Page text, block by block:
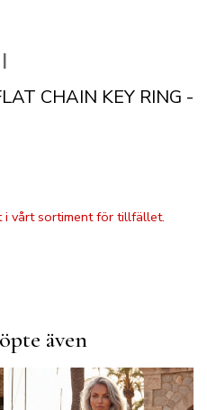
CHAIN KEY RING -
i vårt sortiment för tillfället.
även